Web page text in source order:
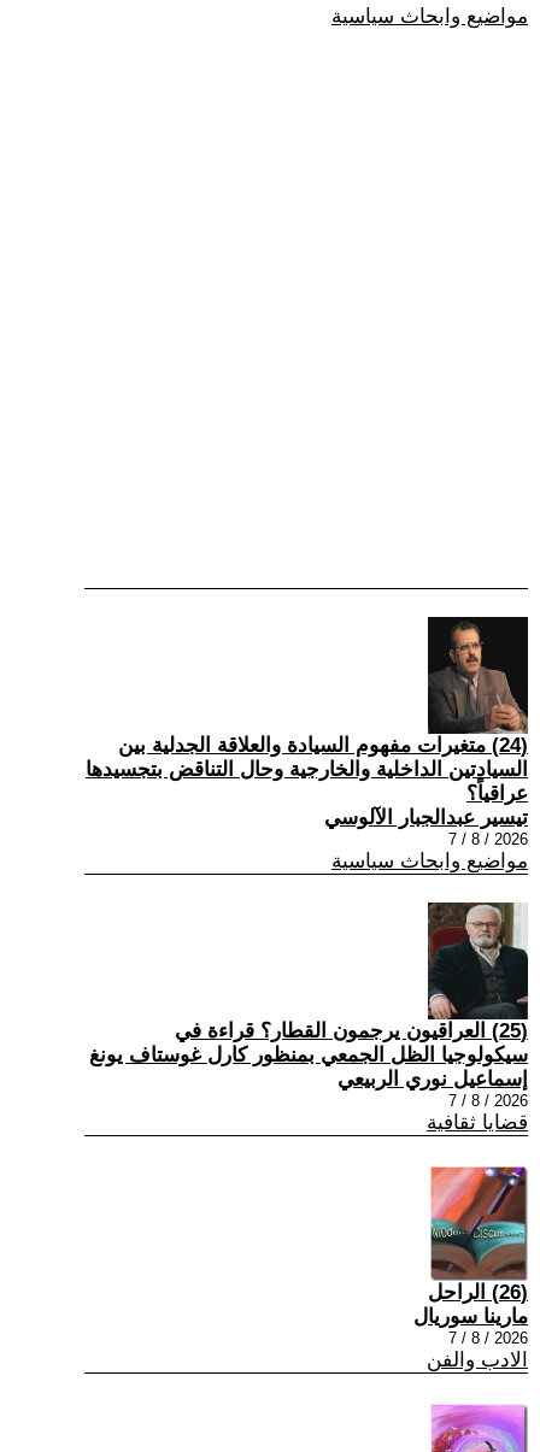
مواضيع وابحاث سياسية
(24) متغيرات مفهوم السيادة والعلاقة الجدلية بين
السيادتين الداخلية والخارجية وحال التناقض بتجسيدها
عراقياً؟
تيسير عبدالجبار الآلوسي
2026 / 8 / 7
مواضيع وابحاث سياسية
(25) العراقيون يرجمون القطار؟ قراءة في
سيكولوجيا الظل الجمعي بمنظور كارل غوستاف يونغ
إسماعيل نوري الربيعي
2026 / 8 / 7
قضايا ثقافية
(26) الراحل
مارينا سوريال
2026 / 8 / 7
الادب والفن